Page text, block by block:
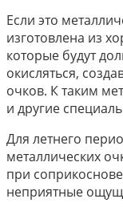
Если это
изготовлена из
которые будут
окисляться,
очков. К таким
и другие
Для летнего
металлических
при
неприятные